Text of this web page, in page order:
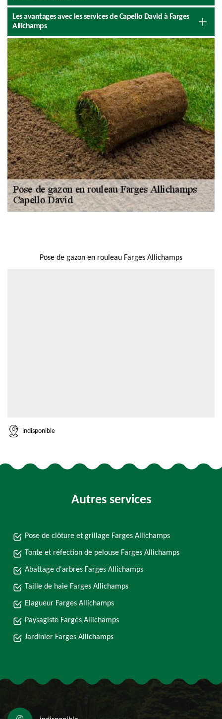
Les avantages avec les services de Capello David à Farges
Allichamps
Pose de gazon en rouleau Farges Allichamps
indisponible
Autres services
Pose de clôture et grillage Farges Allichamps
Tonte et réfection de pelouse Farges Allichamps
Abattage d'arbres Farges Allichamps
Taille de haie Farges Allichamps
Elagueur Farges Allichamps
Paysagiste Farges Allichamps
Jardinier Farges Allichamps